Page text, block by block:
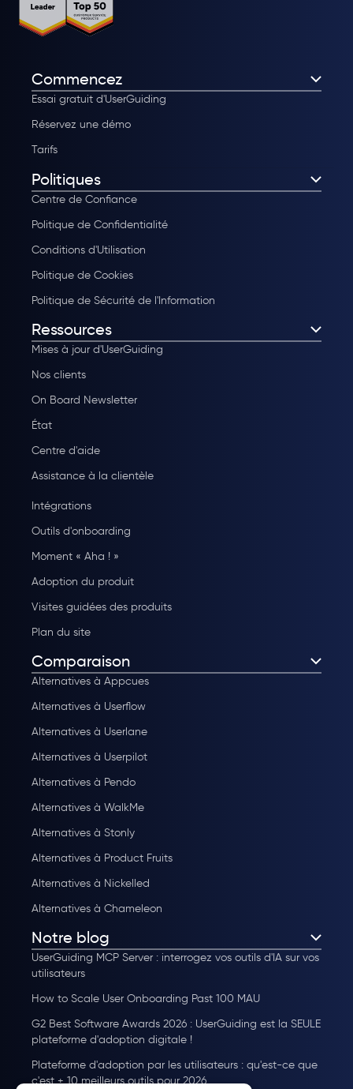
Commencez
Essai gratuit d'UserGuiding
Réservez une démo
Tarifs
Politiques
Centre de Confiance
Politique de Confidentialité
Conditions d'Utilisation
Politique de Cookies
Politique de Sécurité de l'Information
Ressources
Mises à jour d'UserGuiding
Nos clients
On Board Newsletter
État
Centre d'aide
Assistance à la clientèle
Intégrations
Outils d'onboarding
Moment « Aha ! »
Adoption du produit
Visites guidées des produits
Plan du site
Comparaison
Alternatives à Appcues
Alternatives à Userflow
Alternatives à Userlane
Alternatives à Userpilot
Alternatives à Pendo
Alternatives à WalkMe
Alternatives à Stonly
Alternatives à Product Fruits
Alternatives à Nickelled
Alternatives à Chameleon
Notre blog
UserGuiding MCP Server : interrogez vos outils d'IA sur vos
utilisateurs
How to Scale User Onboarding Past 100 MAU
G2 Best Software Awards 2026 : UserGuiding est la SEULE
plateforme d'adoption digitale !
Plateforme d'adoption par les utilisateurs : qu'est-ce que
c'est + 10 meilleurs outils pour 2026